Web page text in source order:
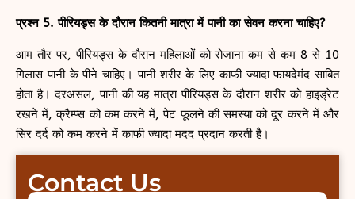
प्रश्न 5. पीरियड्स के दौरान कितनी मात्रा में पानी का सेवन करना चाहिए?
आम तौर पर, पीरियड्स के दौरान महिलाओं को रोजाना कम से कम 8 से 10
गिलास पानी के पीने चाहिए। पानी शरीर के लिए काफी ज्यादा फायदेमंद साबित
होता है। दरअसल, पानी की यह मात्रा पीरियड्स के दौरान शरीर को हाइड्रेट
रखने में, क्रैम्प्स को कम करने में, पेट फूलने की समस्या को दूर करने में और
सिर दर्द को कम करने में काफी ज्यादा मदद प्रदान करती है।
Contact Us